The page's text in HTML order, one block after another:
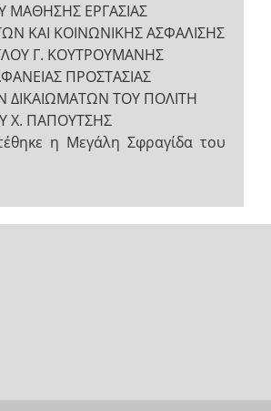
ΜΑΘΗΣΗΣ ΕΡΓΑΣΙΑΣ
ΚΑΙ ΚΟΙΝΩΝΙΚΗΣ ΑΣΦΑΛΙΣΗΣ
Γ. ΚΟΥΤΡΟΥΜΑΝΗΣ
ΠΡΟΣΤΑΣΙΑΣ
ΔΙΚΑΙΩΜΑΤΩΝ ΤΟΥ ΠΟΛΙΤΗ
Χ. ΠΑΠΟΥΤΣΗΣ
η Μεγάλη Σφραγίδα του